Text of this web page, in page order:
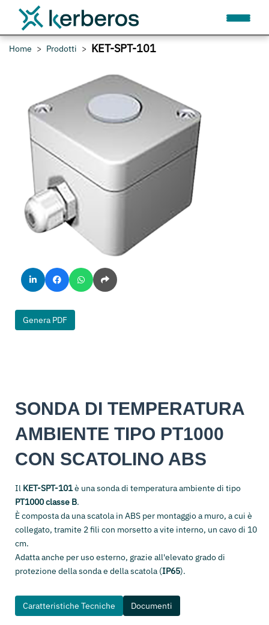
Home Prodotti KET-SPT-101
Genera PDF
SONDA DI TEMPERATURA
AMBIENTE TIPO PT1000
CON SCATOLINO ABS
Il KET-SPT-101è una sonda di temperatura ambiente di tipo
PT1000 classe B.
È composta da una scatola in ABS per montaggio a muro, a cui è
collegato, tramite 2 fili con morsetto a vite interno, un cavo di 10
cm.
Adatta anche per uso esterno, grazie all'elevato grado di
protezione della sonda e della scatola (IP65).
Caratteristiche Tecniche Documenti